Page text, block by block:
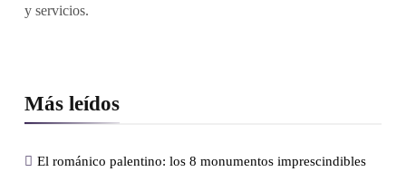
y servicios.
Más leídos
El románico palentino: los 8 monumentos imprescindibles